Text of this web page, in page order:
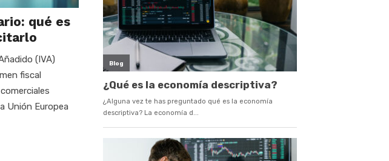
qué es
(IVA)
fiscal
Unión Europea